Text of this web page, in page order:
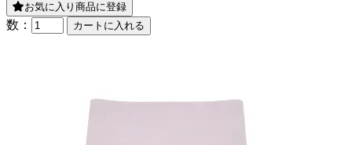
お気に入り商品に登録
数：